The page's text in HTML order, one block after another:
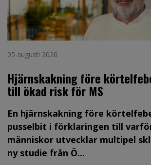
05 augusti 2026
Hjärnskakning före
till ökad risk för MS
En hjärnskakning före
pusselbit i förklaringen till
människor utvecklar multipel
ny studie från Ö...